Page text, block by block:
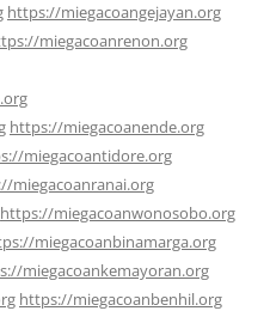
https://miegacoangejayan.org
miegacoanrenon.org
https://miegacoanende.org
miegacoantidore.org
miegacoanranai.org
https://miegacoanwonosobo.org
miegacoanbinamarga.org
miegacoankemayoran.org
https://miegacoanbenhil.org